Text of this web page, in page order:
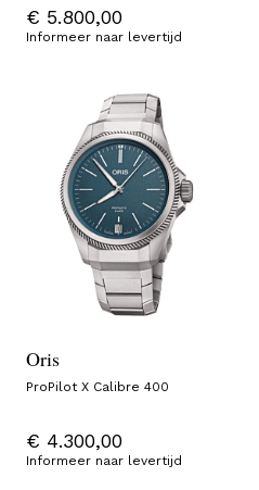
€ 5.800,00
Informeer naar levertijd
Oris
ProPilot X Calibre 400
€ 4.300,00
Informeer naar levertijd